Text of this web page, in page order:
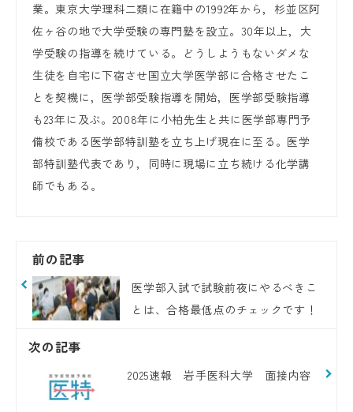
業。東京大学理科二類に在籍中の1992年から，杉並区阿
佐ヶ谷の地で大学受験の専門塾を設立。30年以上，大
学受験の指導を続けている。どうしようもないダメな
生徒を自宅に下宿させ国立大学医学部に合格させたこ
とを契機に，医学部受験指導を開始，医学部受験指導
も23年に及ぶ。2008年に小柏先生と共に医学部専門予
備校である医学部特訓塾を立ち上げ現在に至る。医学
部特訓塾代表であり，同時に現場に立ち続ける化学講
師でもある。
前の記事
医学部入試で試験前夜にやるべきこ
とは、合格最低点のチェックです！
次の記事
2025速報 岩手医科大学 面接内容